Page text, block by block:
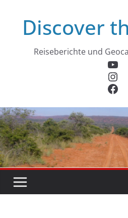
springenDiscover
Reiseberichte und